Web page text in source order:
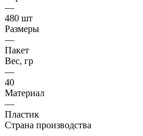
—
480 шт
Размеры
—
Пакет
Вес, гр
—
40
Материал
—
Пластик
Страна производства